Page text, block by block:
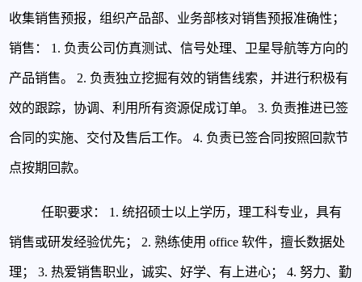
收集销售预报，组织产品部、业务部核对销售预报准确性；
销售： 1. 负责公司仿真测试、信号处理、卫星导航等方向的
产品销售。2. 负责独立挖掘有效的销售线索，并进行积极有
效的跟踪，协调、利用所有资源促成订单。3. 负责推进已签
合同的实施、交付及售后工作。4. 负责已签合同按照回款节
点按期回款。
任职要求： 1. 统招硕士以上学历，理工科专业，具有
销售或研发经验优先；2. 熟练使用 office 软件，擅长数据处
理；3. 热爱销售职业，诚实、好学、有上进心；4. 努力、勤